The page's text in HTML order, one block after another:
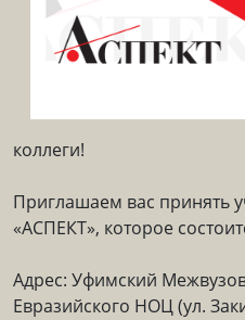
коллеги!
Приглашаем вас принять
«АСПЕКТ», которое
Адрес: Уфимский
Евразийского НОЦ (ул.